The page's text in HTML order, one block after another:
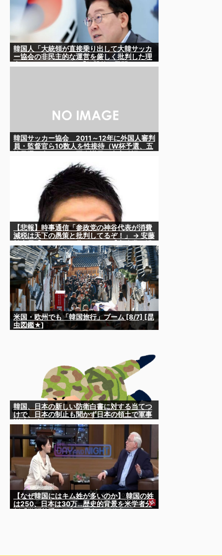
韓国人「大統領が直接乗り出して大韓サッカ
ー協会の非民主的な運営を厳しく批判した理
韓国サッカー協会 2011～12年に外国人審判
員・監督官ら10数人を性接待（W杯予選、五
【悲報】時事通信「参政党の神谷代表が消費
減税は天下の愚策と批判してるぞ！」 → 安藤
費税廃止派、減税派』」ｗｗｗｗｗｗｗｗ
米国・欧州でも「韓国旅行」ブーム [8/7] [昆
虫図鑑★]
韓国、日本の新しい防衛白書に対する当てつ
けで、日本の制止も聞かず日本の領土で軍事
【なぜ韓国にはキム姓が多いのか】 韓国の姓
は250、日本は30万…歴史的背景を米学者分